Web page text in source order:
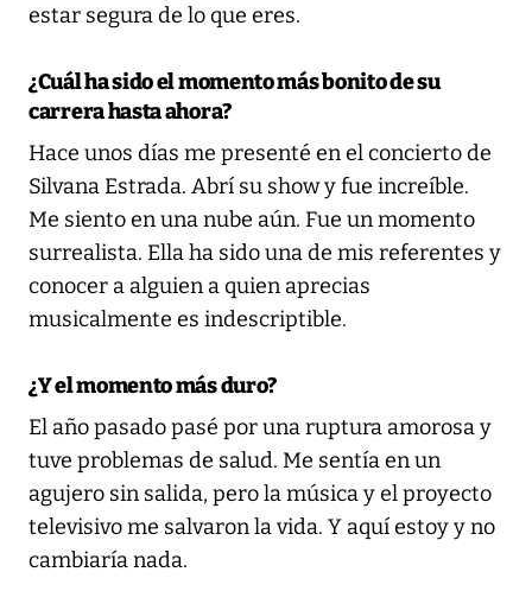
estar segura de lo que eres.
¿Cuál ha sido el momento más bonito de su
carrera hasta ahora?
Hace unos días me presenté en el concierto de
Silvana Estrada. Abrí su show y fue increíble.
Me siento en una nube aún. Fue un momento
surrealista. Ella ha sido una de mis referentes y
conocer a alguien a quien aprecias
musicalmente es indescriptible.
¿Y el momento más duro?
El año pasado pasé por una ruptura amorosa y
tuve problemas de salud. Me sentía en un
agujero sin salida, pero la música y el proyecto
televisivo me salvaron la vida. Y aquí estoy y no
cambiaría nada.